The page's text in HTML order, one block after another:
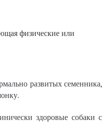
физические или
развитых семенника,
здоровые собаки с